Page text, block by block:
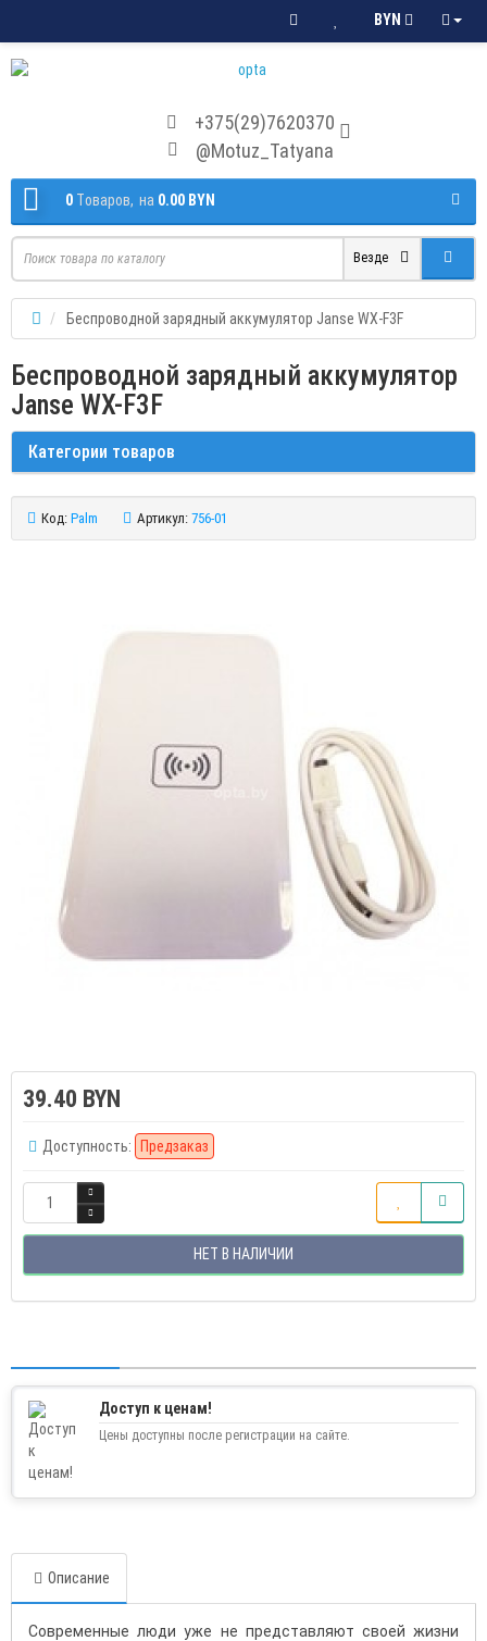
BYN
+375(29)7620370
@Motuz_Tatyana
0 Tоваров, на 0.00 BYN
Везде
Беспроводной зарядный аккумулятор Janse WX-F3F
Беспроводной зарядный аккумулятор
Janse WX-F3F
Категории товаров
Код: Palm Артикул: 756-01
39.40 BYN
Доступность: Предзаказ
НЕТ В НАЛИЧИИ
Доступ к ценам!
Цены доступны после регистрации на сайте.
Описание
Современные люди уже не представляют своей жизни